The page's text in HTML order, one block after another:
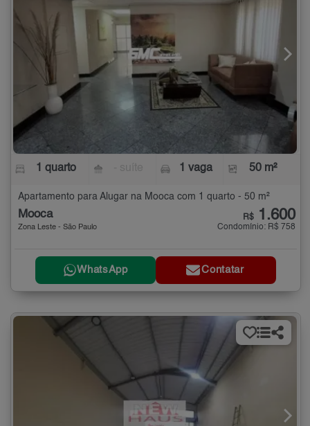
1 quarto 1 vaga 50 m²
Apartamento para Alugar na Mooca com 1 quarto - 50 m²
Mooca
Zona Leste - São Paulo
R$ 1.600
Condomínio: R$ 758
WhatsApp Contatar